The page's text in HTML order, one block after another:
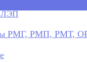
ЛЭП
РМГ, РМП, РМТ,